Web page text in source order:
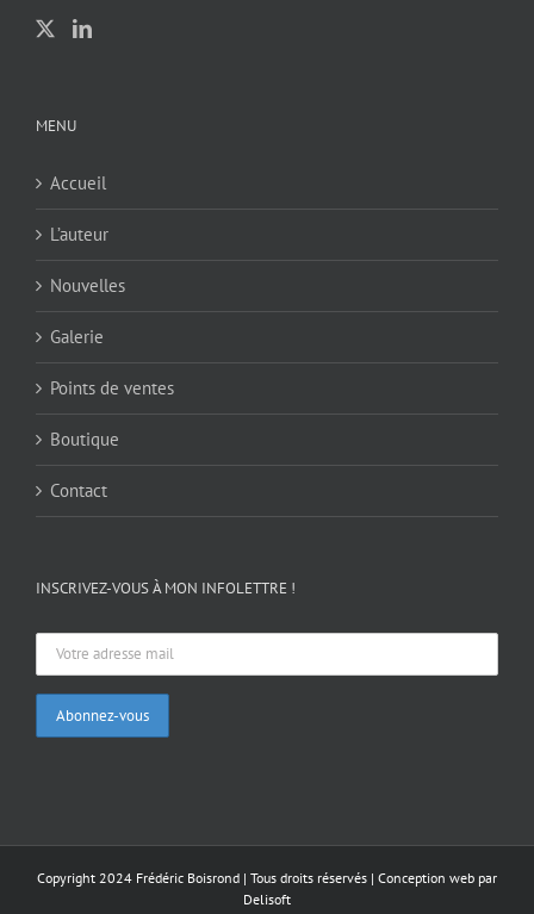
MENU
Accueil
L’auteur
Nouvelles
Galerie
Points de ventes
Boutique
Contact
INSCRIVEZ-VOUS À MON INFOLETTRE !
Copyright 2024 Frédéric Boisrond | Tous droits réservés | Conception web par
Delisoft